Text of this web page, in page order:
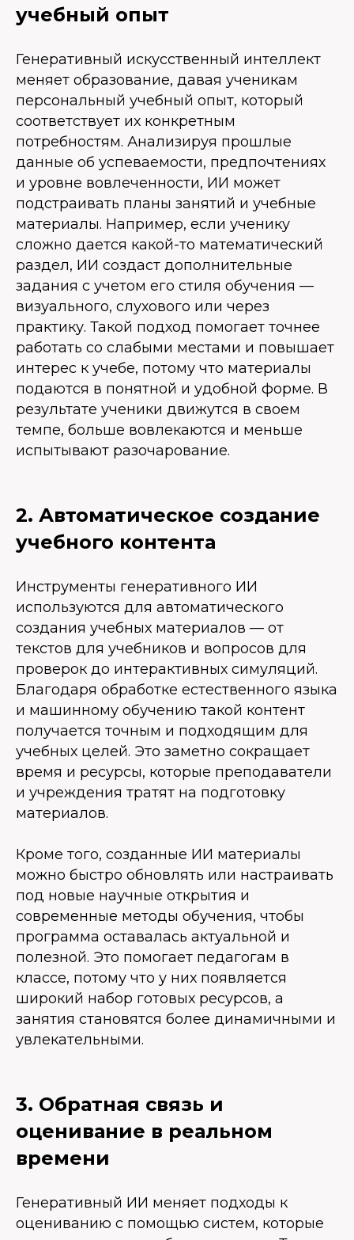
учебный опыт
Генеративный искусственный интеллект
меняет образование, давая ученикам
персональный учебный опыт, который
соответствует их конкретным
потребностям. Анализируя прошлые
данные об успеваемости, предпочтениях
и уровне вовлеченности, ИИ может
подстраивать планы занятий и учебные
материалы. Например, если ученику
сложно дается какой-то математический
раздел, ИИ создаст дополнительные
задания с учетом его стиля обучения —
визуального, слухового или через
практику. Такой подход помогает точнее
работать со слабыми местами и повышает
интерес к учебе, потому что материалы
подаются в понятной и удобной форме. В
результате ученики движутся в своем
темпе, больше вовлекаются и меньше
испытывают разочарование.
2. Автоматическое создание
учебного контента
Инструменты генеративного ИИ
используются для автоматического
создания учебных материалов — от
текстов для учебников и вопросов для
проверок до интерактивных симуляций.
Благодаря обработке естественного языка
и машинному обучению такой контент
получается точным и подходящим для
учебных целей. Это заметно сокращает
время и ресурсы, которые преподаватели
и учреждения тратят на подготовку
материалов.
Кроме того, созданные ИИ материалы
можно быстро обновлять или настраивать
под новые научные открытия и
современные методы обучения, чтобы
программа оставалась актуальной и
полезной. Это помогает педагогам в
классе, потому что у них появляется
широкий набор готовых ресурсов, а
занятия становятся более динамичными и
увлекательными.
3. Обратная связь и
оценивание в реальном
времени
Генеративный ИИ меняет подходы к
оцениванию с помощью систем, которые